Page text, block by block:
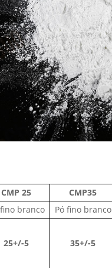
CMP 25 CMP35
branco Pó fino branco
25+/-5 35+/-5